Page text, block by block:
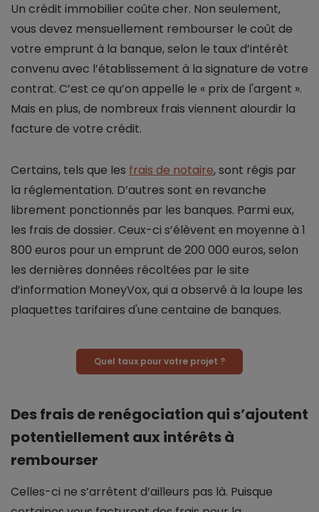
Un crédit immobilier coûte cher. Non seulement,
vous devez mensuellement rembourser le coût de
votre emprunt à la banque, selon le taux d’intérêt
convenu avec l’établissement à la signature de votre
contrat. C’est ce qu’on appelle le « prix de l'argent ».
Mais en plus, de nombreux frais viennent alourdir la
facture de votre crédit.
Certains, tels que les frais de notaire, sont régis par
la réglementation. D’autres sont en revanche
librement ponctionnés par les banques. Parmi eux,
les frais de dossier. Ceux-ci s’élèvent en moyenne à 1
800 euros pour un emprunt de 200 000 euros, selon
les dernières données récoltées par le site
d’information MoneyVox, qui a observé à la loupe les
plaquettes tarifaires d'une centaine de banques.
Quel taux pour votre projet ?
Des frais de renégociation qui s’ajoutent
potentiellement aux intérêts à
rembourser
Celles-ci ne s’arrêtent d’ailleurs pas là. Puisque